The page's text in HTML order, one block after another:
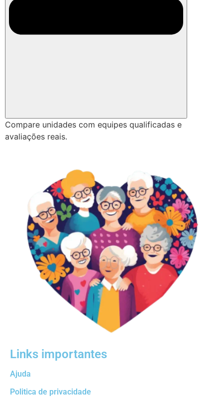
Compare unidades com equipes qualificadas e
avaliações reais.
Links importantes
Ajuda
Politica de privacidade